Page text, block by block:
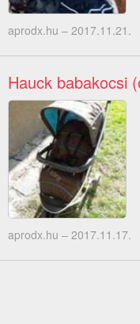
aprodx.hu – 2017.11.21.
Hauck babakocsi
aprodx.hu – 2017.11.17.